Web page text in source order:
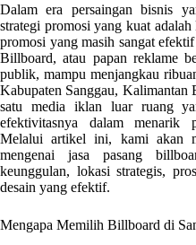
Dalam era persaingan bisnis
strategi promosi yang kuat
promosi yang masih sangat
Billboard, atau papan reklame
publik, mampu menjangkau
Kabupaten Sanggau, Kalimantan
satu media iklan luar ruang
efektivitasnya dalam menarik
Melalui artikel ini, kami akan
mengenai jasa pasang
keunggulan, lokasi strategis,
desain yang efektif.
Mengapa Memilih Billboard di